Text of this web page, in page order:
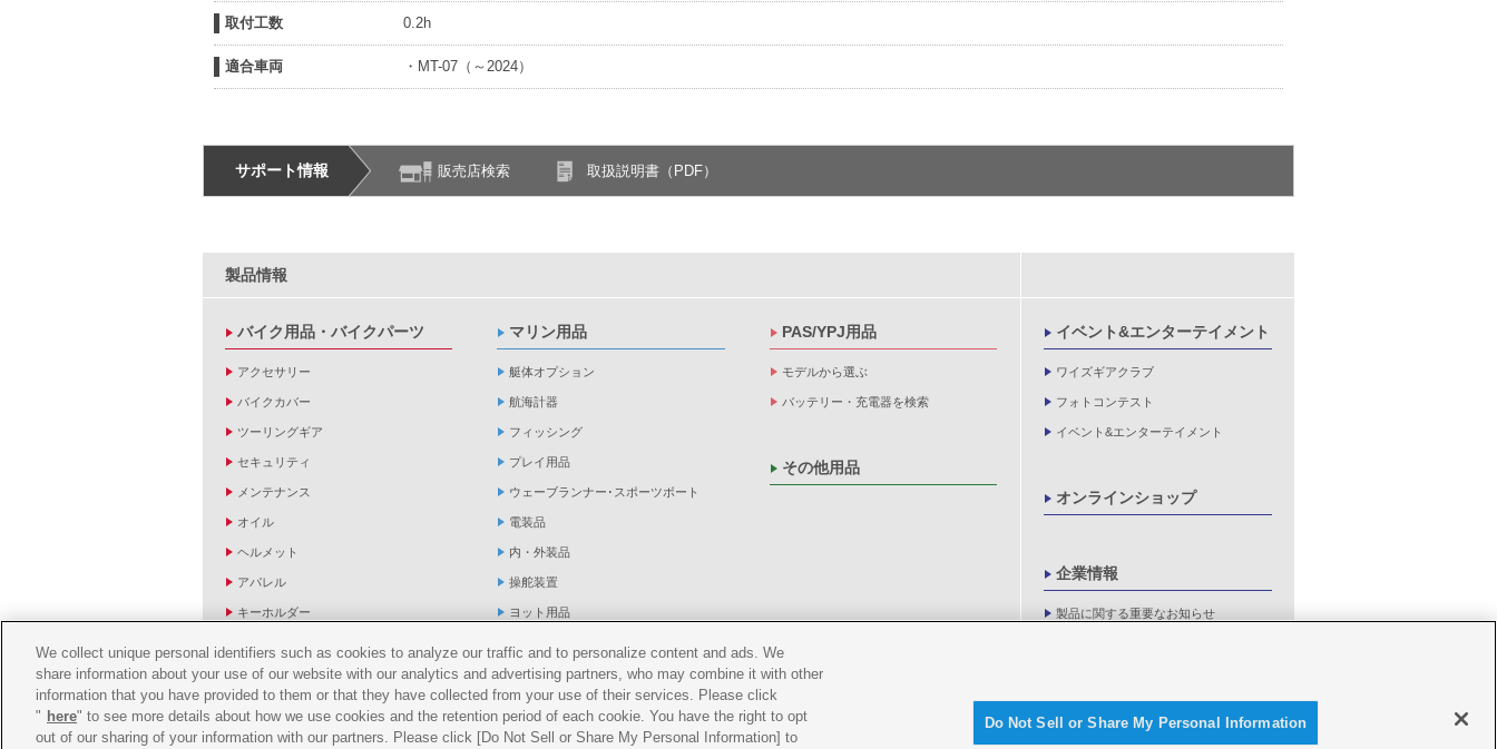
取付工数 0.2h
適合車両 ・MT-07（～2024）
サポート情報 販売店検索 取扱説明書（PDF）
製品情報
バイク用品・バイクパーツ
アクセサリー
バイクカバー
ツーリングギア
セキュリティ
メンテナンス
オイル
ヘルメット
アパレル
キーホルダー
バイク雑貨
YZF R1/R6レーシングキットパーツ
マリン用品
艇体オプション
航海計器
フィッシング
プレイ用品
ウェーブランナー･スポーツボート
電装品
内・外装品
操舵装置
ヨット用品
救命品・検査品
メンテナンス
アパレル
PAS/YPJ用品
モデルから選ぶ
バッテリー・充電器を検索
その他用品
イベント&エンターテイメント
ワイズギアクラブ
フォトコンテスト
イベント&エンターテイメント
オンラインショップ
企業情報
製品に関する重要なお知らせ
We collect unique personal identifiers such as cookies to analyze our traffic and to personalize content and ads. We
share information about your use of our website with our analytics and advertising partners, who may combine it with other
information that you have provided to them or that they have collected from your use of their services. Please click
" here" to see more details about how we use cookies and the retention period of each cookie. You have the right to opt
out of our sharing of your information with our partners. Please click [Do Not Sell or Share My Personal Information] to
Do Not Sell or Share My Personal Information